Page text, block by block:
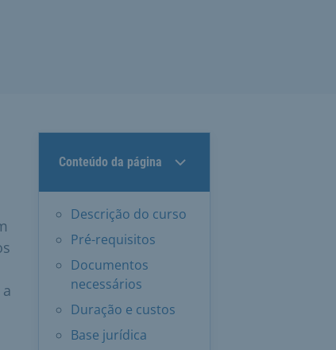
Conteúdo da página
Descrição do curso
Pré-requisitos
Documentos
necessários
Duração e custos
Base jurídica